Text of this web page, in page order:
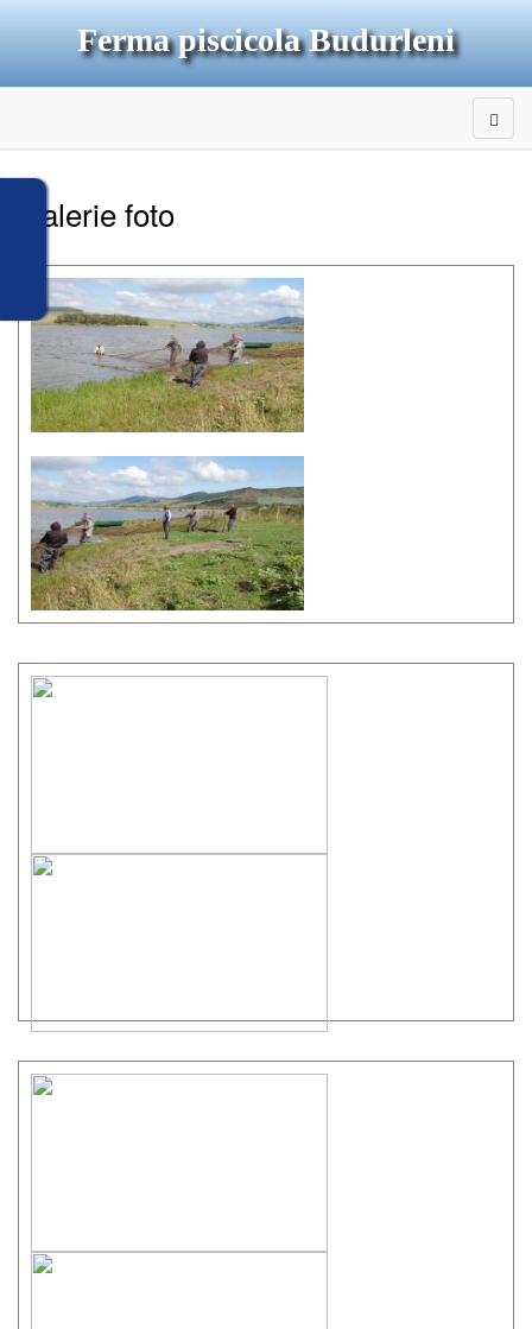
Ferma piscicola Budurleni
Galerie foto